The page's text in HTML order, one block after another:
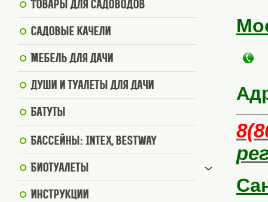
Товары для садоводов
Садовые качели
Мебель для дачи
Души и туалеты для дачи
Батуты
Бассейны: Intex, BestWay
Биотуалеты
Инструкции